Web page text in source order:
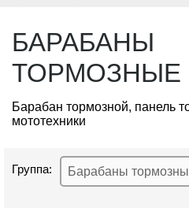
БАРАБАНЫ
ТОРМОЗНЫЕ
Барабан тормозной, панель
мототехники
Группа: